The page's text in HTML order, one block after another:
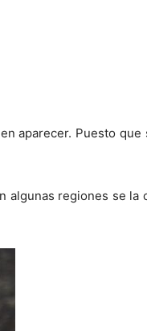
aparecer. Puesto que
algunas regiones se la